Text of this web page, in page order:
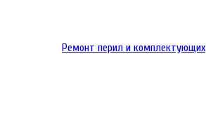
Ремонт перил и комплектующих